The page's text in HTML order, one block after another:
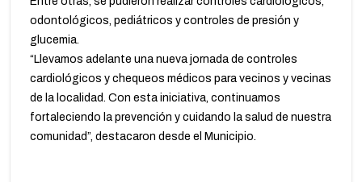
odontológicos, pediátricos y controles de presión y
glucemia.
“Llevamos adelante una nueva jornada de controles
cardiológicos y chequeos médicos para vecinos y vecinas
de la localidad. Con esta iniciativa, continuamos
fortaleciendo la prevención y cuidando la salud de nuestra
comunidad”, destacaron desde el Municipio.